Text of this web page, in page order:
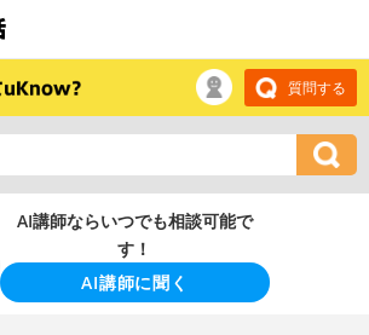
質問する
AI講師ならいつでも相談可能で
す！
AI講師に聞く